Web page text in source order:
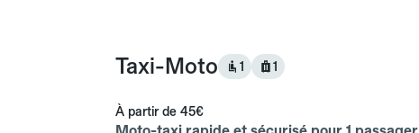
Taxi-Moto 1 1
À partir de 45€